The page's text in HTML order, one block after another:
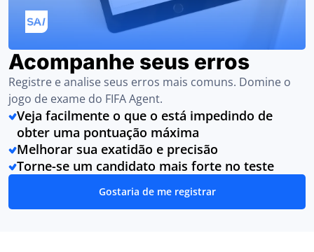
Acompanhe seus erros
Registre e analise seus erros mais comuns. Domine o
jogo de exame do FIFA Agent.
Veja facilmente o que o está impedindo de
obter uma pontuação máxima
Melhorar sua exatidão e precisão
Torne-se um candidato mais forte no teste
Gostaria de me registrar